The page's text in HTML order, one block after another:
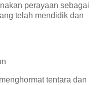
perayaan sebagai
telah mendidik dan
tentara dan